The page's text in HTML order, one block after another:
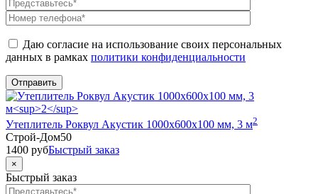
Даю согласие на использование своих персональных
данных в рамках политики конфиденциальности
Утеплитель Роквул Акустик 1000x600x100 мм, 3 м2
Строй-Дом50
1400 рубБыстрый заказ
×
Быстрый заказ